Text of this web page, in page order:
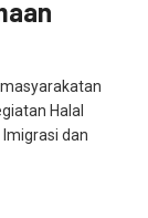
Halal
dan